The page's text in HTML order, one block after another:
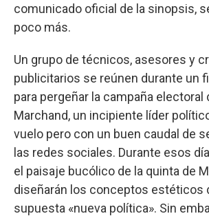
comunicado oficial de la sinopsis,
poco más.
Un grupo de técnicos, asesores y
publicitarios se reúnen durante un
para pergeñar la campaña electoral
Marchand, un incipiente líder
vuelo pero con un buen caudal de
las redes sociales. Durante esos
el paisaje bucólico de la quinta de
diseñarán los conceptos estéticos
supuesta «nueva política». Sin